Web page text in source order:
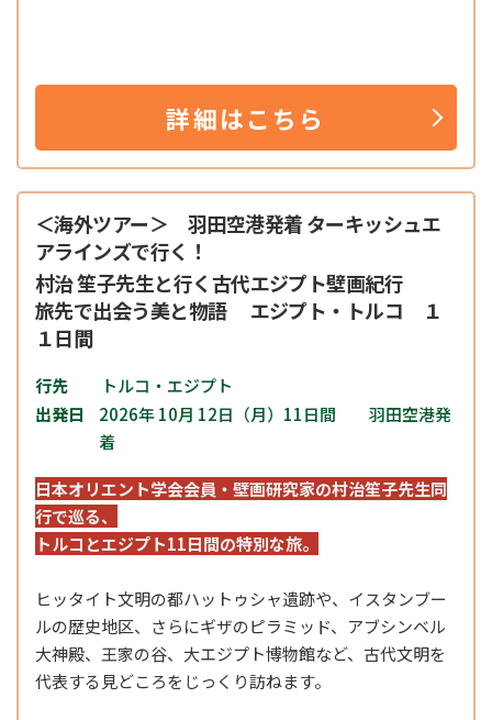
詳細はこちら
＜海外ツアー＞ 羽田空港発着 ターキッシュエ
アラインズで行く！
村治 笙子先生と行く古代エジプト壁画紀行
旅先で出会う美と物語 エジプト・トルコ １
１日間
行先
トルコ・エジプト
出発日
2026年 10月 12日（月）11日間 羽田空港発
着
日本オリエント学会会員・壁画研究家の村治笙子先生同
行で巡る、
トルコとエジプト11日間の特別な旅。
ヒッタイト文明の都ハットゥシャ遺跡や、イスタンブー
ルの歴史地区、さらにギザのピラミッド、アブシンベル
大神殿、王家の谷、大エジプト博物館など、古代文明を
代表する見どころをじっくり訪ねます。